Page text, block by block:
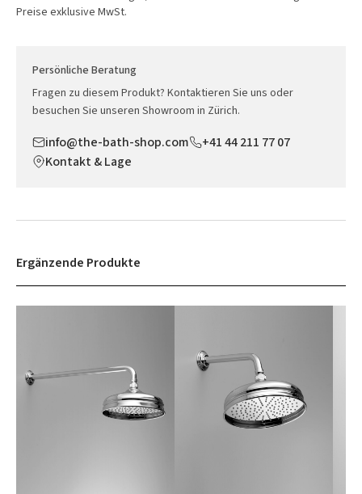
Preise exklusive MwSt.
Persönliche Beratung
Fragen zu diesem Produkt? Kontaktieren Sie uns oder
besuchen Sie unseren Showroom in Zürich.
info@the-bath-shop.com
+41 44 211 77 07
Kontakt & Lage
Ergänzende Produkte